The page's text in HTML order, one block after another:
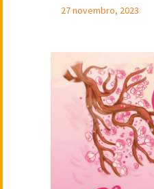
27 novembro, 2023